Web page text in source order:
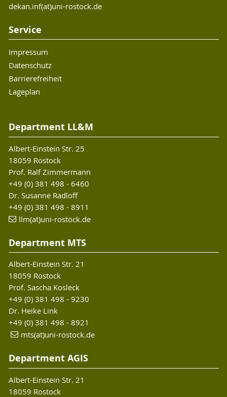
dekan.inf(at)uni-rostock.de
Service
Impressum
Datenschutz
Barrierefreiheit
Lageplan
Department LL&M
Albert-Einstein Str. 25
18059 Rostock
Prof. Ralf Zimmermann
+49 (0) 381 498 - 6460
Dr. Susanne Radloff
+49 (0) 381 498 - 8911
llm(at)uni-rostock.de
Department MTS
Albert-Einstein Str. 21
18059 Rostock
Prof. Sascha Kosleck
+49 (0) 381 498 - 9230
Dr. Heike Link
+49 (0) 381 498 - 8921
mts(at)uni-rostock.de
Department AGIS
Albert-Einstein Str. 21
18059 Rostock